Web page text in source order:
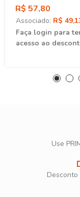
R$ 57,80
Associado: R$
Faça login para
acesso ao
Use